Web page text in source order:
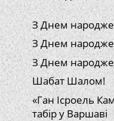
З Днем
З Днем
З Днем
Шабат Шалом!
«Ган Ісроель
табір у Варшаві